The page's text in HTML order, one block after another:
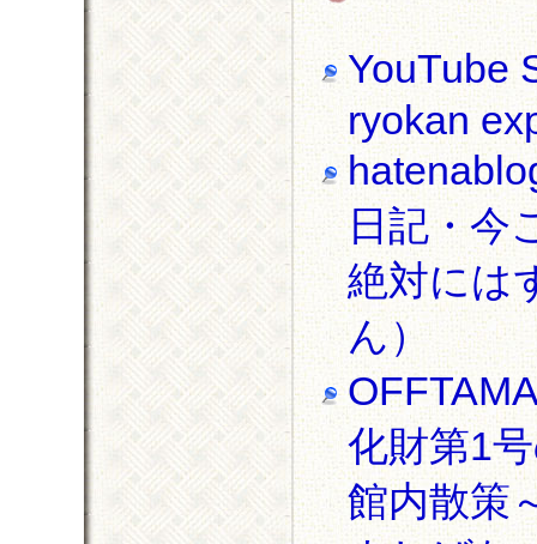
YouTube
ryokan
日記・今
絶対には
ん）
化財第1
館内散策